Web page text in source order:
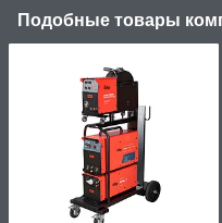
Подобные товары